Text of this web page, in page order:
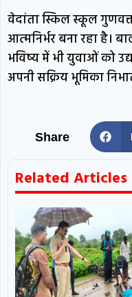
वेदांता स्किल स्कूल
आत्मनिर्भर बना रहा है।
भविष्य में भी युवाओं को
अपनी सक्रिय भूमिका
Share
Related Articles